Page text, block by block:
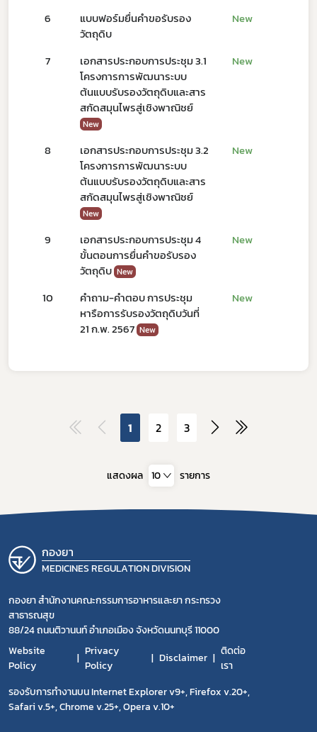
6
แบบฟอร์มยื่นคำขอรับรอง
วัตถุดิบ
New
7
เอกสารประกอบการประชุม 3.1
โครงการการพัฒนาระบบ
ต้นแบบรับรองวัตถุดิบและสาร
สกัดสมุนไพรสู่เชิงพาณิชย์
New
New
8
เอกสารประกอบการประชุม 3.2
โครงการการพัฒนาระบบ
ต้นแบบรับรองวัตถุดิบและสาร
สกัดสมุนไพรสู่เชิงพาณิชย์
New
New
9
เอกสารประกอบการประชุม 4
ขั้นตอนการยื่นคำขอรับรอง
วัตถุดิบ New
New
10
คำถาม-คำตอบ การประชุม
หารือการรับรองวัตถุดิบวันที่
21 ก.พ. 2567 New
New
1 2 3
แสดงผล 10 รายการ
กองยา
MEDICINES REGULATION DIVISION
กองยา สำนักงานคณะกรรมการอาหารและยา กระทรวง
สาธารณสุข
88/24 ถนนติวานนท์ อำเภอเมือง จังหวัดนนทบุรี 11000
Website
Policy
Privacy
Policy
Disclaimer
ติดต่อ
เรา
รองรับการทำงานบน Internet Explorer v9+, Firefox v.20+,
Safari v.5+, Chrome v.25+, Opera v.10+
Subscribe
ดาวรุ่ง